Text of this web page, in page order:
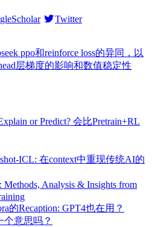
Twitter
ppo和reinforce loss的异同，以
层梯度的影响和数值稳定性
or Predict? 会比Pretrain+RL
ICL: 在context中重现传统AI的
Analysis & Insights from
的Recaption: GPT4也在用？
个意思吗？